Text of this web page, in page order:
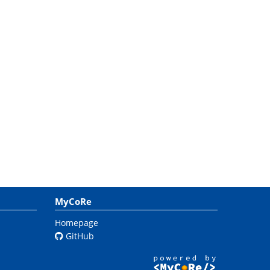
MyCoRe
Homepage
GitHub